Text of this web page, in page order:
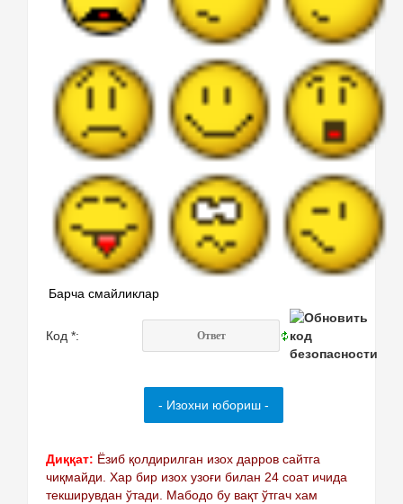
Барча смайликлар
Код *:
Диққат: Ёзиб қолдирилган изох дарров сайтга
чиқмайди. Хар бир изох узоғи билан 24 соат ичида
текширувдан ўтади. Мабодо бу вақт ўтгач хам